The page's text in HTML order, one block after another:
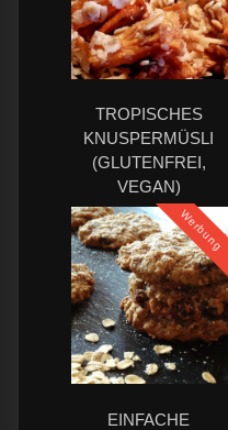
TROPISCHES
KNUSPERMÜSLI
(GLUTENFREI,
VEGAN)
Werbung
EINFACHE